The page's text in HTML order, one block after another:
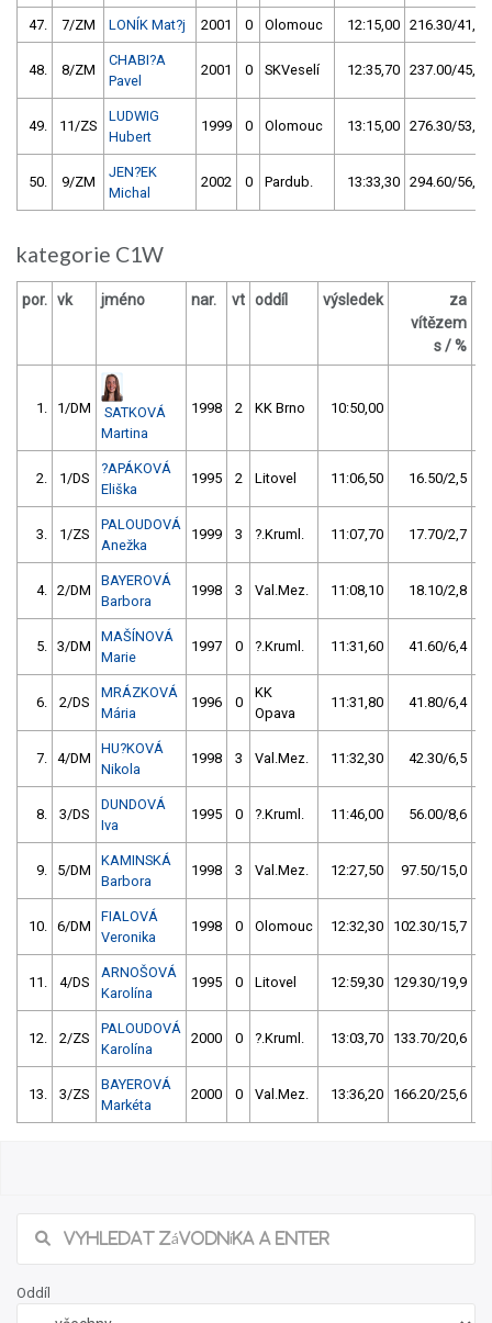
47. 7/ZM LONÍK Mat?j 2001 0 Olomouc 12:15,00 216.30/41,7
48. 8/ZM
CHABI?A
Pavel
2001 0 SKVeselí 12:35,70 237.00/45,7
49. 11/ZS
LUDWIG
Hubert
1999 0 Olomouc 13:15,00 276.30/53,3
50. 9/ZM
JEN?EK
Michal
2002 0 Pardub. 13:33,30 294.60/56,8
kategorie C1W
por. vk jméno nar. vt oddíl výsledek
za
vítězem
s / %
1. 1/DM
SATKOVÁ
Martina
1998 2 KK Brno 10:50,00
2. 1/DS
?APÁKOVÁ
Eliška
1995 2 Litovel 11:06,50 16.50/2,5
3. 1/ZS
PALOUDOVÁ
Anežka
1999 3 ?.Kruml. 11:07,70 17.70/2,7
4. 2/DM
BAYEROVÁ
Barbora
1998 3 Val.Mez. 11:08,10 18.10/2,8
5. 3/DM
MAŠÍNOVÁ
Marie
1997 0 ?.Kruml. 11:31,60 41.60/6,4
6. 2/DS
MRÁZKOVÁ
Mária
1996 0
KK
Opava
11:31,80 41.80/6,4
7. 4/DM
HU?KOVÁ
Nikola
1998 3 Val.Mez. 11:32,30 42.30/6,5
8. 3/DS
DUNDOVÁ
Iva
1995 0 ?.Kruml. 11:46,00 56.00/8,6
9. 5/DM
KAMINSKÁ
Barbora
1998 3 Val.Mez. 12:27,50 97.50/15,0
10. 6/DM
FIALOVÁ
Veronika
1998 0 Olomouc 12:32,30 102.30/15,7
11. 4/DS
ARNOŠOVÁ
Karolína
1995 0 Litovel 12:59,30 129.30/19,9
12. 2/ZS
PALOUDOVÁ
Karolína
2000 0 ?.Kruml. 13:03,70 133.70/20,6
13. 3/ZS
BAYEROVÁ
Markéta
2000 0 Val.Mez. 13:36,20 166.20/25,6
Oddíl